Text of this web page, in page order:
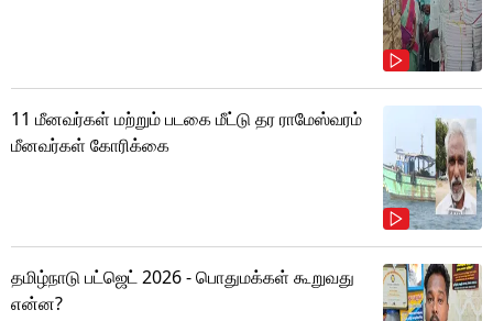
11 மீனவர்கள் மற்றும் படகை மீட்டு தர ராமேஸ்வரம்
மீனவர்கள் கோரிக்கை
தமிழ்நாடு பட்ஜெட் 2026 - பொதுமக்கள் கூறுவது
என்ன?